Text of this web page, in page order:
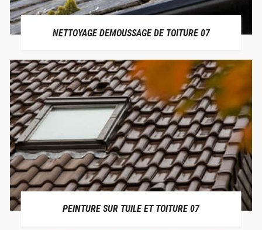
NETTOYAGE DEMOUSSAGE DE TOITURE 07
PEINTURE SUR TUILE ET TOITURE 07